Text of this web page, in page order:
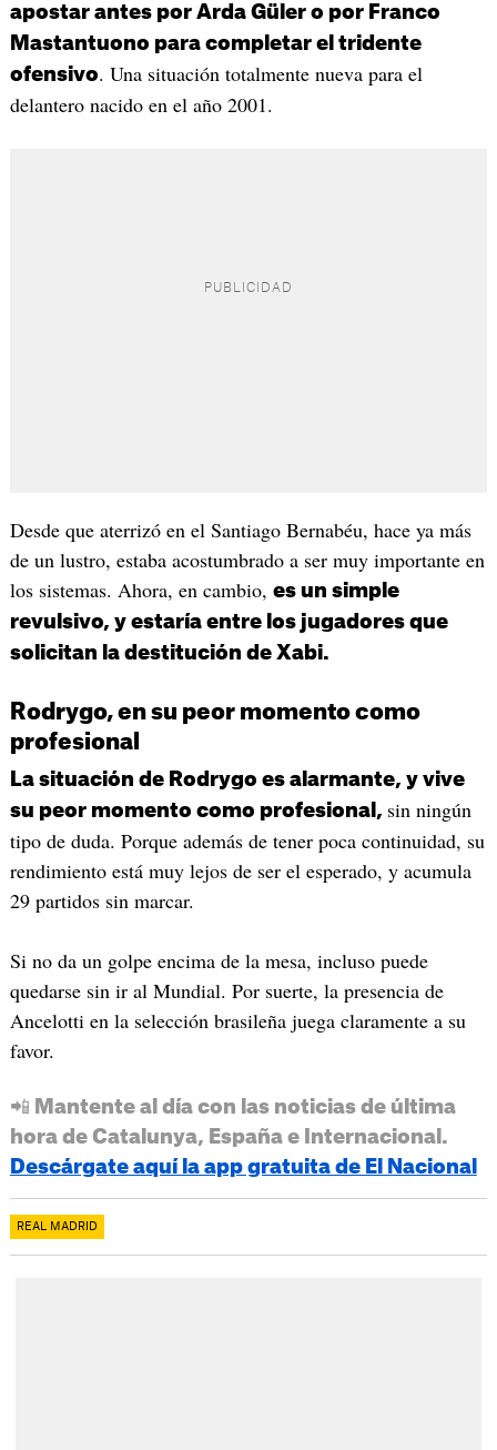
apostar antes por Arda Güler o por Franco
Mastantuono para completar el tridente
ofensivo. Una situación totalmente nueva para el
delantero nacido en el año 2001.
Desde que aterrizó en el Santiago Bernabéu, hace ya más
de un lustro, estaba acostumbrado a ser muy importante en
los sistemas. Ahora, en cambio, es un simple
revulsivo, y estaría entre los jugadores que
solicitan la destitución de Xabi.
Rodrygo, en su peor momento como
profesional
La situación de Rodrygo es alarmante, y vive
su peor momento como profesional, sin ningún
tipo de duda. Porque además de tener poca continuidad, su
rendimiento está muy lejos de ser el esperado, y acumula
29 partidos sin marcar.
Si no da un golpe encima de la mesa, incluso puede
quedarse sin ir al Mundial. Por suerte, la presencia de
Ancelotti en la selección brasileña juega claramente a su
favor.
📲 Mantente al día con las noticias de última
hora de Catalunya, España e Internacional.
Descárgate aquí la app gratuita de El Nacional
REAL MADRID